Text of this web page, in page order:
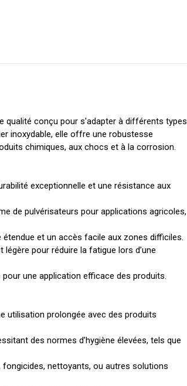
qualité conçu pour s'adapter à différents types
inoxydable, elle offre une robustesse
chimiques, aux chocs et à la corrosion.
exceptionnelle et une résistance aux
de pulvérisateurs pour applications agricoles,
et un accès facile aux zones difficiles.
pour réduire la fatigue lors d’une
une application efficace des produits.
utilisation prolongée avec des produits
des normes d’hygiène élevées, tels que
nettoyants, ou autres solutions